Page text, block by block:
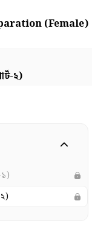
(Female)
২)
১)